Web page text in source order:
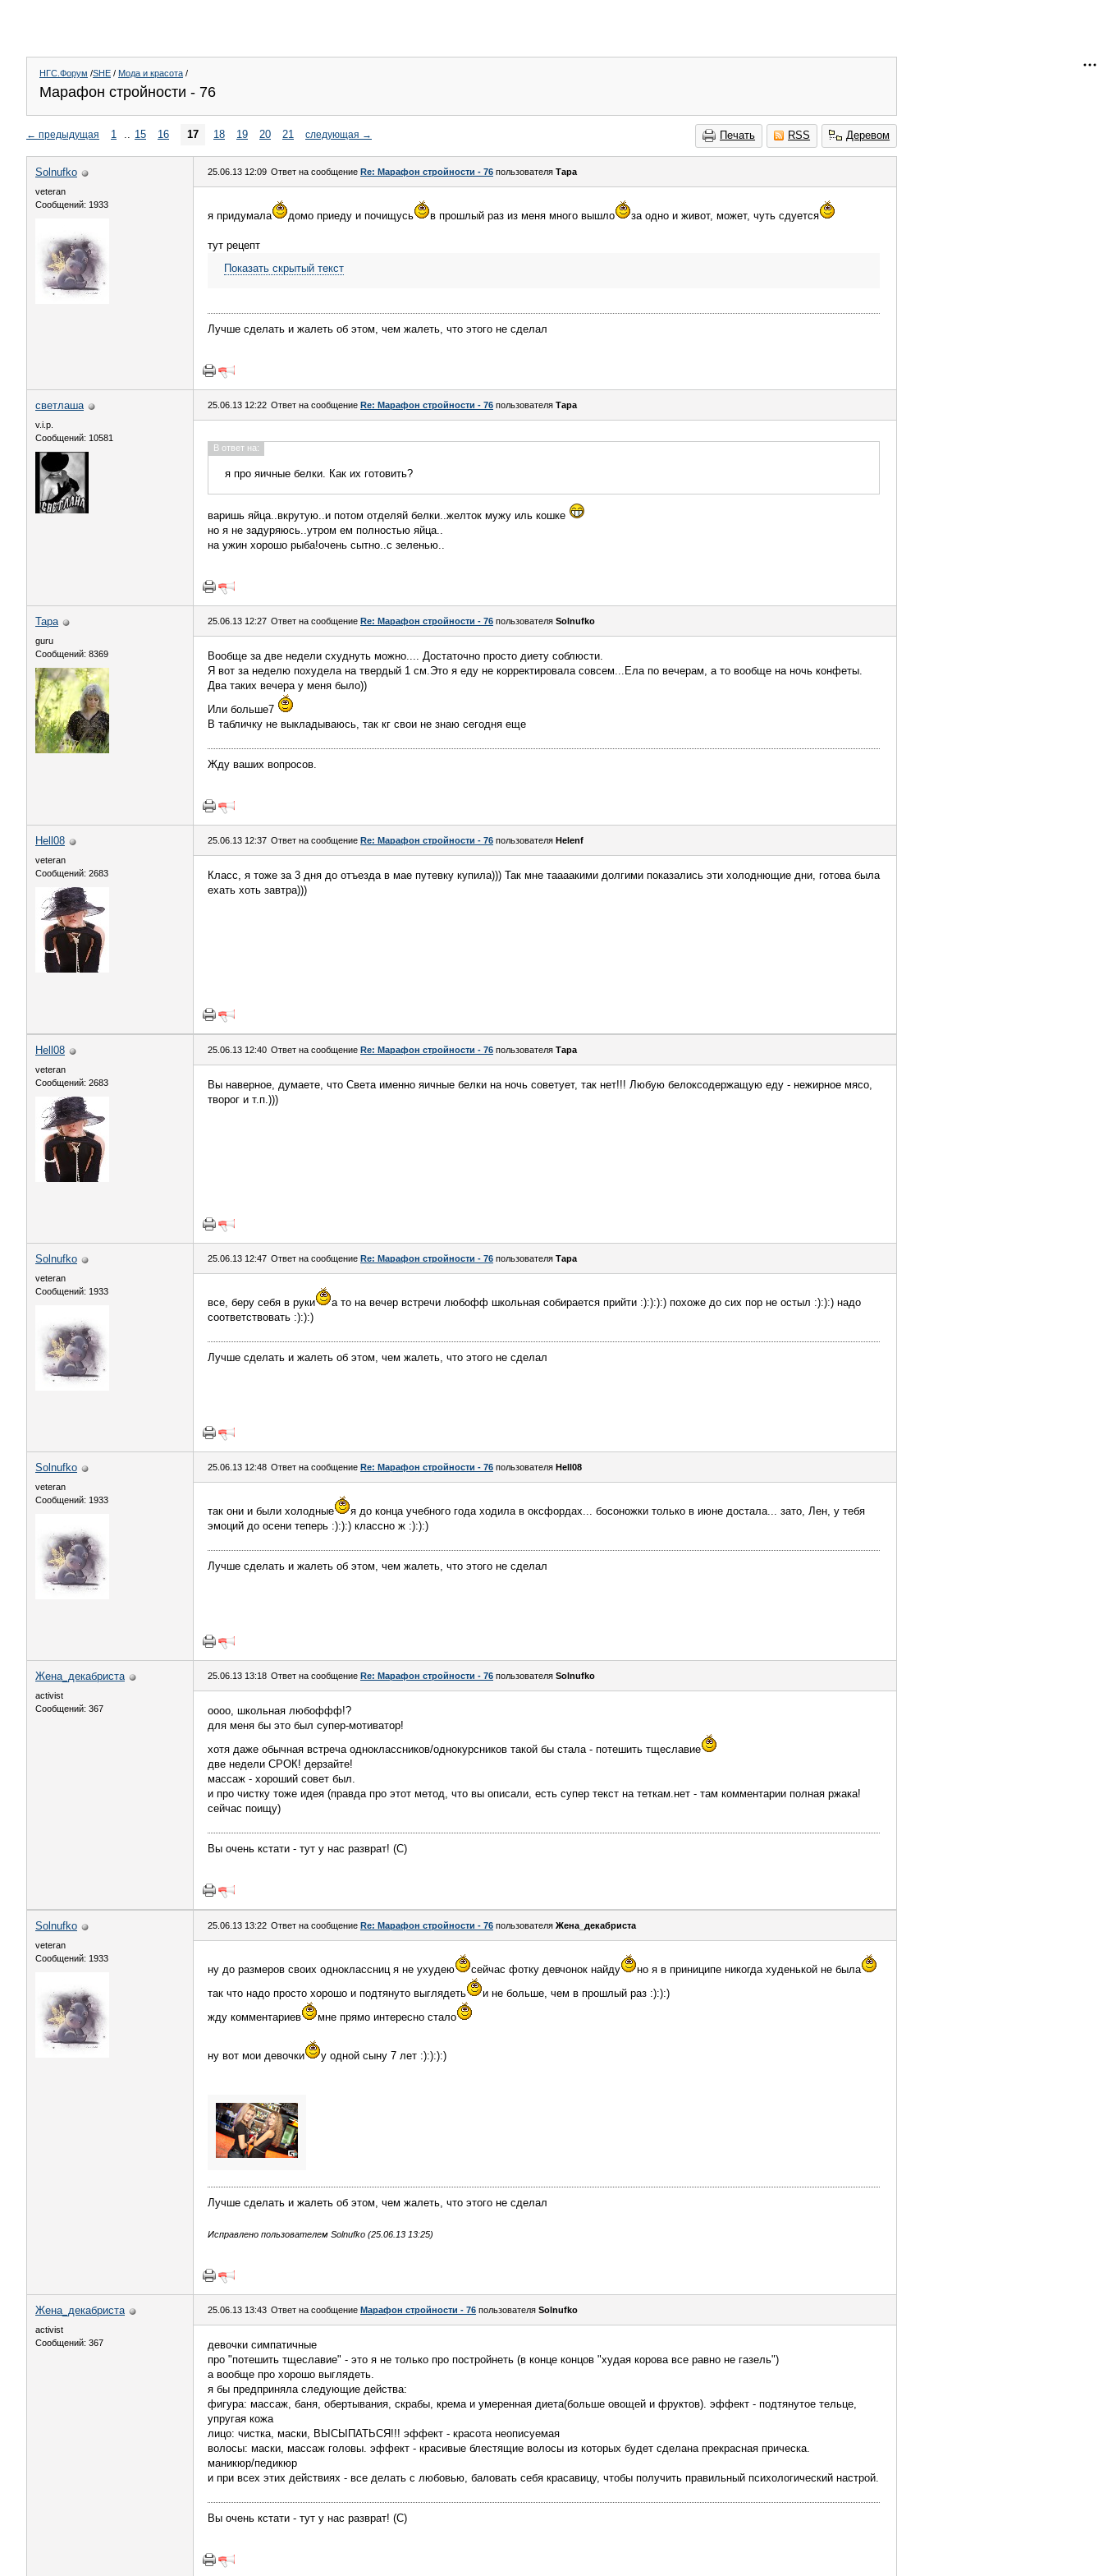
НГС.Форум /SHE / Мода и красота /
Марафон стройности - 76
Печать RSS Деревом
← предыдущая 1 .. 15 16 17 18 19 20 21 следующая →
Solnufko
veteran
Сообщений: 1933
25.06.13 12:09 Ответ на сообщение Re: Марафон стройности - 76 пользователя Тара
я придумала домо приеду и почищусь в прошлый раз из меня много вышло за одно и живот, может, чуть сдуется
тут рецепт
Показать скрытый текст
Лучше сделать и жалеть об этом, чем жалеть, что этого не сделал
светлаша
v.i.p.
Сообщений: 10581
25.06.13 12:22 Ответ на сообщение Re: Марафон стройности - 76 пользователя Тара
В ответ на:
я про яичные белки. Как их готовить?
варишь яйца..вкрутую..и потом отделяй белки..желток мужу иль кошке
но я не задуряюсь..утром ем полностью яйца..
на ужин хорошо рыба!очень сытно..с зеленью..
Тара
guru
Сообщений: 8369
25.06.13 12:27 Ответ на сообщение Re: Марафон стройности - 76 пользователя Solnufko
Вообще за две недели схуднуть можно.... Достаточно просто диету соблюсти.
Я вот за неделю похудела на твердый 1 см.Это я еду не корректировала совсем...Ела по вечерам, а то вообще на ночь конфеты.
Два таких вечера у меня было))
Или больше7
В табличку не выкладываюсь, так кг свои не знаю сегодня еще
Жду ваших вопросов.
Hell08
veteran
Сообщений: 2683
25.06.13 12:37 Ответ на сообщение Re: Марафон стройности - 76 пользователя Helenf
Класс, я тоже за 3 дня до отъезда в мае путевку купила))) Так мне таааакими долгими показались эти холоднющие дни, готова была
ехать хоть завтра)))
Hell08
veteran
Сообщений: 2683
25.06.13 12:40 Ответ на сообщение Re: Марафон стройности - 76 пользователя Тара
Вы наверное, думаете, что Света именно яичные белки на ночь советует, так нет!!! Любую белоксодержащую еду - нежирное мясо,
творог и т.п.)))
Solnufko
veteran
Сообщений: 1933
25.06.13 12:47 Ответ на сообщение Re: Марафон стройности - 76 пользователя Тара
все, беру себя в руки
а то на вечер встречи любофф школьная собирается прийти :):):):) похоже до сих пор не остыл :):):) надо
соответствовать :):):)
Лучше сделать и жалеть об этом, чем жалеть, что этого не сделал
Solnufko
veteran
Сообщений: 1933
25.06.13 12:48 Ответ на сообщение Re: Марафон стройности - 76 пользователя Hell08
так они и были холодные
я до конца учебного года ходила в оксфордах... босоножки только в июне достала... зато, Лен, у тебя
эмоций до осени теперь :):):) классно ж :):):)
Лучше сделать и жалеть об этом, чем жалеть, что этого не сделал
Жена_декабриста
activist
Сообщений: 367
25.06.13 13:18 Ответ на сообщение Re: Марафон стройности - 76 пользователя Solnufko
оооо, школьная любоффф!?
для меня бы это был супер-мотиватор!
хотя даже обычная встреча одноклассников/однокурсников такой бы стала - потешить тщеславие
две недели СРОК! дерзайте!
массаж - хороший совет был.
и про чистку тоже идея (правда про этот метод, что вы описали, есть супер текст на теткам.нет - там комментарии полная ржака!
сейчас поищу)
Вы очень кстати - тут у нас разврат! (С)
Solnufko
veteran
Сообщений: 1933
25.06.13 13:22 Ответ на сообщение Re: Марафон стройности - 76 пользователя Жена_декабриста
ну до размеров своих одноклассниц я не ухудею сейчас фотку девчонок найду
но я в приниципе никогда худенькой не была
так что надо просто хорошо и подтянуто выглядеть
и не больше, чем в прошлый раз :):):)
жду комментариев
мне прямо интересно стало
ну вот мои девочки у одной сыну 7 лет :):):):)
Лучше сделать и жалеть об этом, чем жалеть, что этого не сделал
Исправлено пользователем Solnufko (25.06.13 13:25)
Жена_декабриста
activist
Сообщений: 367
25.06.13 13:43 Ответ на сообщение Марафон стройности - 76 пользователя Solnufko
девочки симпатичные
про "потешить тщеславие" - это я не только про постройнеть (в конце концов "худая корова все равно не газель")
а вообще про хорошо выглядеть.
я бы предприняла следующие действа:
фигура: массаж, баня, обертывания, скрабы, крема и умеренная диета(больше овощей и фруктов). эффект - подтянутое тельце,
упругая кожа
лицо: чистка, маски, ВЫСЫПАТЬСЯ!!! эффект - красота неописуемая
волосы: маски, массаж головы. эффект - красивые блестящие волосы из которых будет сделана прекрасная прическа.
маникюр/педикюр
и при всех этих действиях - все делать с любовью, баловать себя красавицу, чтобы получить правильный психологический настрой.
Вы очень кстати - тут у нас разврат! (С)